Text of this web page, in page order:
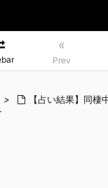
«
Prev
>
【占い結果】同